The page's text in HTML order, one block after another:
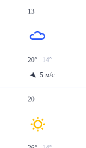
13
20° 14°
5 м/с
20